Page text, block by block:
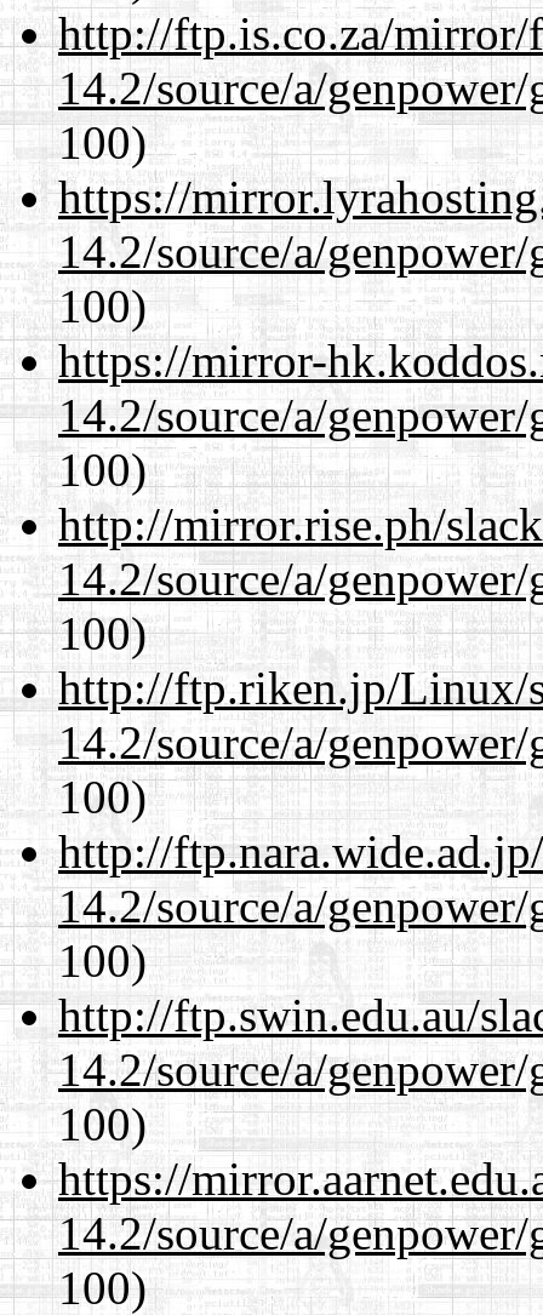
http://ftp.is.co.za/mirror/
14.2/source/a/
100)
https://
14.2/source/a/
100)
https://mirror-
14.2/source/a/
100)
http://mirror.rise.ph/
14.2/source/a/
100)
http://ftp.riken.jp/Linux/
14.2/source/a/
100)
http://
14.2/source/a/
100)
http://ftp.swin.edu.au/
14.2/source/a/
100)
https://
14.2/source/a/
100)